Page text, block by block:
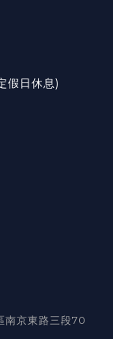
日休息)
南京東路三段70